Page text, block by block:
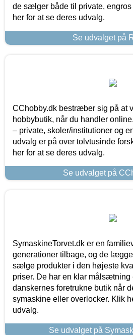
de sælger både til private,
her for at se deres udvalg.
Se udvalget på
CChobby.dk bestræber sig på at
hobbybutik, når du handler
– private, skoler/institutioner og
udvalg er på over tolvtusinde
her for at se deres udvalg.
Se udvalget på
SymaskineTorvet.dk er en
generationer tilbage, og de
sælge produkter i den højeste
priser. De har en klar
danskernes foretrukne butik når
symaskine eller overlocker. Klik
udvalg.
Se udvalget på